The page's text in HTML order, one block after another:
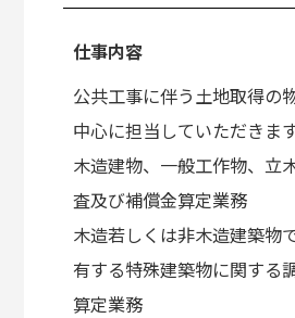
仕事内容
公共工事に伴う土地取得の
中心に担当していただきます
木造建物、一般工作物、立
査及び補償金算定業務
木造若しくは非木造建築物
有する特殊建築物に関する
算定業務